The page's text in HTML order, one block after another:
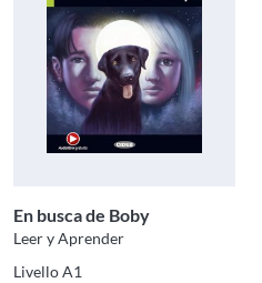
En busca de Boby
Leer y Aprender
Livello A1